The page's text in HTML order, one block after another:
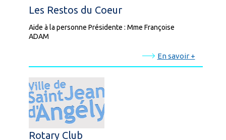
Les Restos du Coeur
Aide à la personne Présidente : Mme Françoise
ADAM
En savoir +
Rotary Club